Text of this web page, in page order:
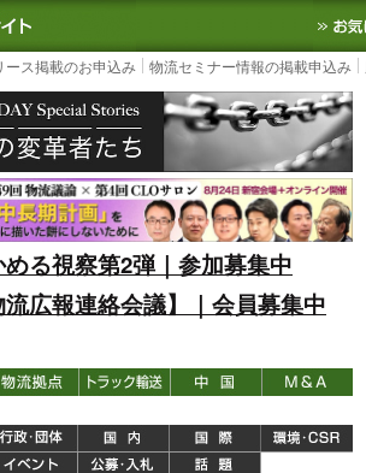
最大の物流ニュースサイト3PL, SCMなど国内外の
ス掲載のお申込み 物流セミナー情報の掲載申込み
る視察第2弾｜参加募集中
広報連絡会議】｜会員募集中